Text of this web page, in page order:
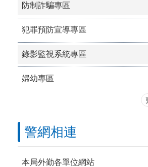
防制詐騙專區
犯罪預防宣導專區
錄影監視系統專區
婦幼專區
警網相連
本局外勤各單位網站